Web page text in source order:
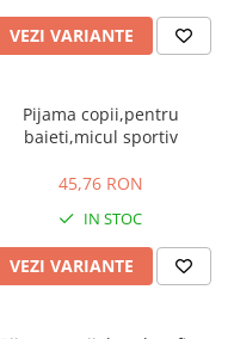
VEZI VARIANTE
Pijama copii,pentru
baieti,micul sportiv
45,76 RON
IN STOC
VEZI VARIANTE